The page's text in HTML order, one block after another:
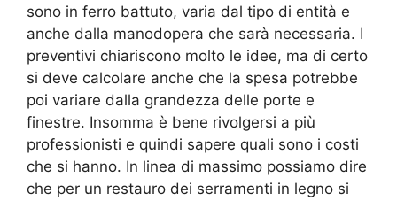
sono in ferro battuto, varia dal tipo di entità e
anche dalla manodopera che sarà necessaria. I
preventivi chiariscono molto le idee, ma di certo
si deve calcolare anche che la spesa potrebbe
poi variare dalla grandezza delle porte e
finestre. Insomma è bene rivolgersi a più
professionisti e quindi sapere quali sono i costi
che si hanno. In linea di massimo possiamo dire
che per un restauro dei serramenti in legno si